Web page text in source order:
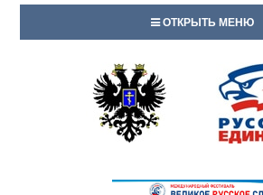
ОТКРЫТЬ МЕНЮ